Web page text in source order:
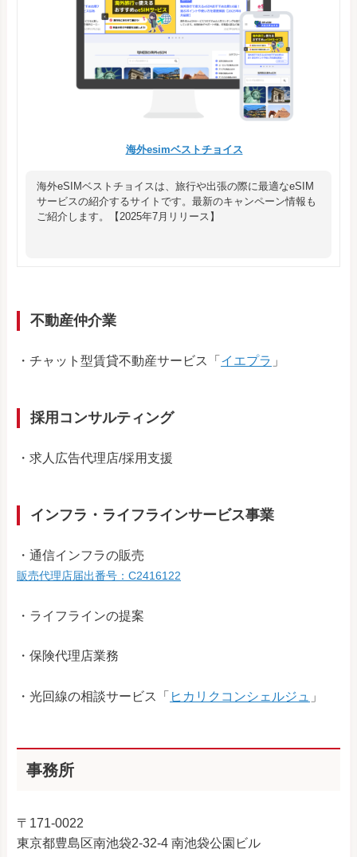
海外esimベストチョイス
海外eSIMベストチョイスは、旅行や出張の際に最適なeSIM
サービスの紹介するサイトです。最新のキャンペーン情報も
ご紹介します。【2025年7月リリース】
不動産仲介業
・チャット型賃貸不動産サービス「 イエプラ 」
採用コンサルティング
・求人広告代理店/採用支援
インフラ・ライフラインサービス事業
・通信インフラの販売
販売代理店届出番号：C2416122
・ライフラインの提案
・保険代理店業務
・光回線の相談サービス「 ヒカリクコンシェルジュ 」
事務所
〒171-0022
東京都豊島区南池袋2-32-4 南池袋公園ビル